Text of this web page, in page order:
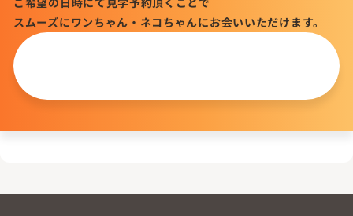
スムーズにワンちゃん・ネコちゃんにお会いいただけます。